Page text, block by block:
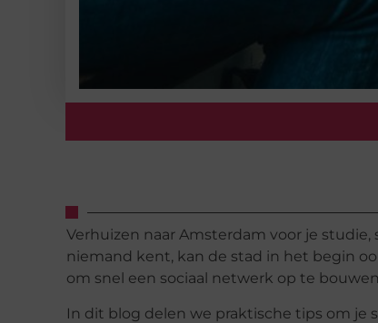
Verhuizen naar Amsterdam voor je studie,
niemand kent, kan de stad in het begin
om snel een sociaal netwerk op te
In dit blog delen we praktische tips om je